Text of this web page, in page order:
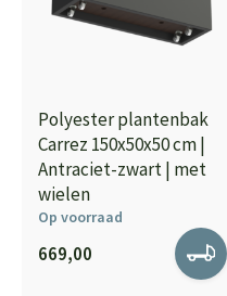
Polyester plantenbak
Carrez 150x50x50 cm |
Antraciet-zwart | met
wielen
Op voorraad
669,00